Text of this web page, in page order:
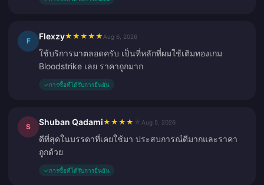
F Flexzy★ ★ ★ ★ ★ Aug 6, 2026
ใช้บริการมาตลอดครับ เป็นที่หลักที่ผมใช้เติมทองเกม
Bloodstrike เลย ราคาถูกมาก
✓การซื้อที่ได้รับการยืนยัน
S Shuban Qadami★ ★ ★ ★ Aug 5, 2026
ดีที่สุดในบรรดาที่เคยใช้มา ประสบการณ์ดีมากและราคา
ถูกด้วย
✓การซื้อที่ได้รับการยืนยัน